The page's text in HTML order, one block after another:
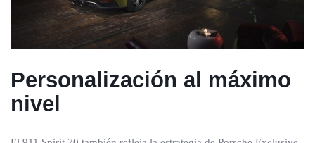
Personalización al máximo
nivel